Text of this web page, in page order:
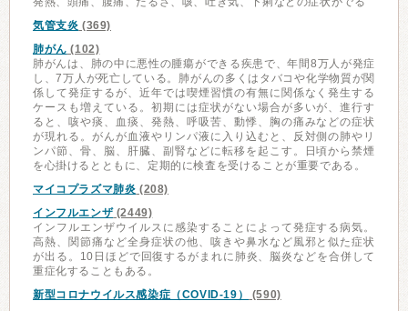
気管支炎 (369)
肺がん (102)
肺がんは、肺の中に悪性の腫瘍ができる疾患で、年間8万人が発症
し、7万人が死亡している。肺がんの多くはタバコや化学物質が関
係して発症するが、近年では喫煙習慣の有無に関係なく発生する
ケースも増えている。初期には症状がない場合が多いが、進行す
ると、咳や痰、血痰、発熱、呼吸苦、動悸、胸の痛みなどの症状
が現れる。がんが血液やリンパ液に入り込むと、反対側の肺やリ
ンパ節、骨、脳、肝臓、副腎などに転移を起こす。日頃から禁煙
を心掛けるとともに、定期的に検査を受けることが重要である。
マイコプラズマ肺炎 (208)
インフルエンザ(2449)
インフルエンザウイルスに感染することによって発症する病気。
高熱、関節痛など全身症状の他、咳きや鼻水など風邪と似た症状
が出る。10日ほどで回復するがまれに肺炎、脳炎などを合併して
重症化することもある。
新型コロナウイルス感染症（COVID-19）
(590)